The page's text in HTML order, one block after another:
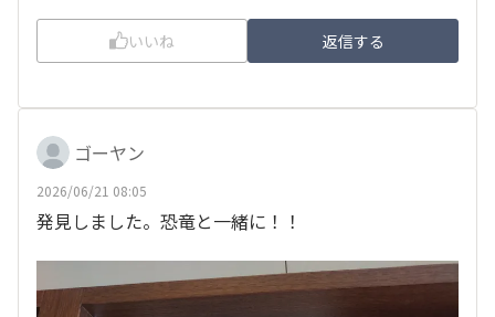
いいね 返信する
ゴーヤン
2026/06/21 08:05
発見しました。恐竜と一緒に！！